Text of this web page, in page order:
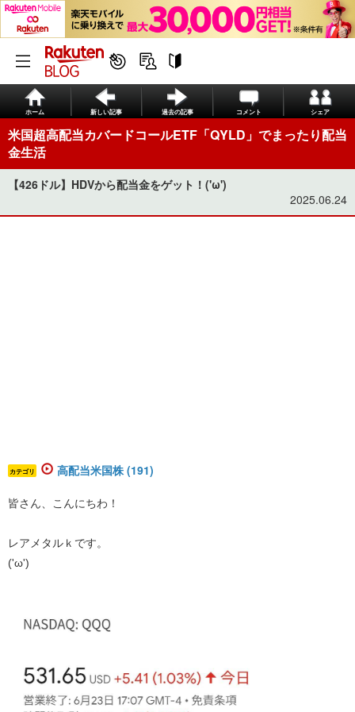
ホーム 新しい記事 過去の記事 コメント シェア
米国超高配当カバードコールETF「QYLD」でまったり配当
金生活
【426ドル】HDVから配当金をゲット！('ω')
2025.06.24
カテゴリ 高配当米国株 (191)
皆さん、こんにちわ！
レアメタルｋです。
('ω')